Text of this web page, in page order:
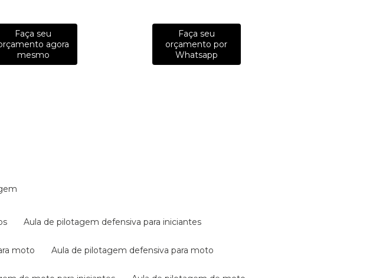
Faça seu
agora
mesmo
Faça seu
orçamento por
Whatsapp
aula de pilotagem defensiva para iniciantes
moto aula de pilotagem defensiva para moto